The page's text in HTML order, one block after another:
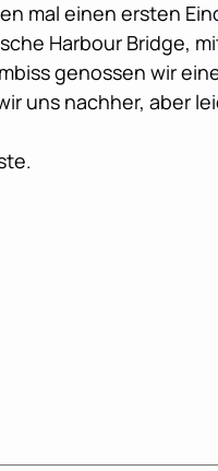
mal einen ersten
Harbour Bridge,
genossen wir
uns nachher, aber